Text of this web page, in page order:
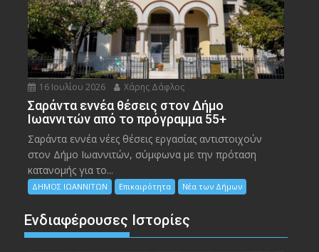
16 Ιουλίου 2026 Χάρης Δάφλος
Σαράντα εννέα θέσεις στον Δήμο
Ιωαννιτών από το πρόγραμμα 55+
Σαράντα εννέα νέες θέσεις εργασίας αντιστοιχούν
στον Δήμο Ιωαννιτών, σύμφωνα με την πρόταση
κατανομής για το...
ΔΗΜΟΣ ΙΩΑΝΝΙΤΩΝ Επικαιρότητα Νέα των Δήμων
Ενδιαφέρουσες Ιστορίες